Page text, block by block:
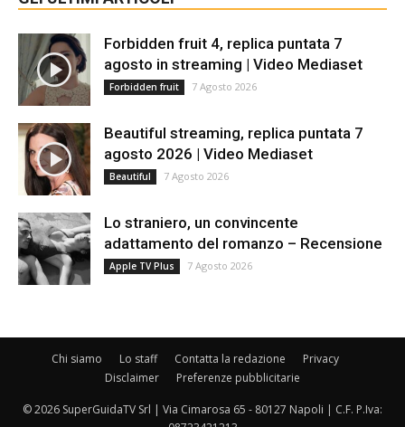
Forbidden fruit 4, replica puntata 7
agosto in streaming | Video Mediaset
Forbidden fruit 7 Agosto 2026
Beautiful streaming, replica puntata 7
agosto 2026 | Video Mediaset
Beautiful 7 Agosto 2026
Lo straniero, un convincente
adattamento del romanzo – Recensione
Apple TV Plus 7 Agosto 2026
Chi siamo Lo staff Contatta la redazione
Privacy
Disclaimer
Preferenze pubblicitarie
© 2026 SuperGuidaTV Srl | Via Cimarosa 65 - 80127 Napoli | C.F. P.Iva: